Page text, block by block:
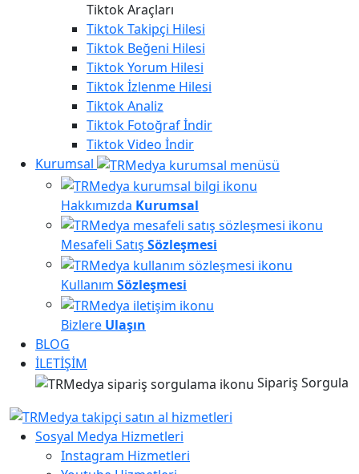
Tiktok Araçları
TiktokTakipçi Hilesi
Tiktok Beğeni Hilesi
TiktokYorum Hilesi
Tiktokİzlenme Hilesi
TiktokAnaliz
Tiktok Fotoğraf İndir
TiktokVideo İndir
Kurumsal
Hakkımızda Kurumsal
Mesafeli Satış Sözleşmesi
Kullanım Sözleşmesi
Bizlere Ulaşın
BLOG
İLETİŞİM
Sipariş Sorgula
Sosyal Medya Hizmetleri
Instagram Hizmetleri